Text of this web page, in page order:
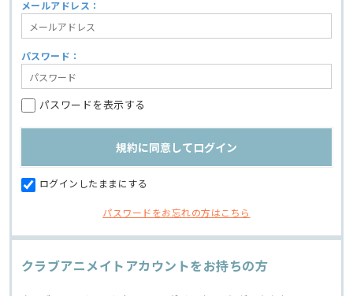
メールアドレス：
パスワード：
パスワードを表示する
ログインしたままにする
パスワードをお忘れの方はこちら
クラブアニメイトアカウントをお持ちの方